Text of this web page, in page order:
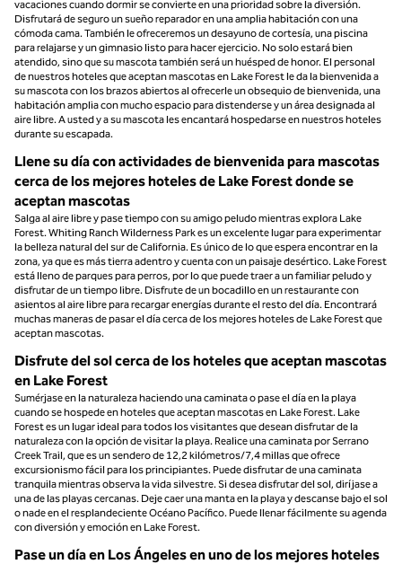
vacaciones cuando dormir se convierte en una prioridad sobre la diversión.
Disfrutará de seguro un sueño reparador en una amplia habitación con una
cómoda cama. También le ofreceremos un desayuno de cortesía, una piscina
para relajarse y un gimnasio listo para hacer ejercicio. No solo estará bien
atendido, sino que su mascota también será un huésped de honor. El personal
de nuestros hoteles que aceptan mascotas en Lake Forest le da la bienvenida a
su mascota con los brazos abiertos al ofrecerle un obsequio de bienvenida, una
habitación amplia con mucho espacio para distenderse y un área designada al
aire libre. A usted y a su mascota les encantará hospedarse en nuestros hoteles
durante su escapada.
Llene su día con actividades de bienvenida para mascotas
cerca de los mejores hoteles de Lake Forest donde se
aceptan mascotas
Salga al aire libre y pase tiempo con su amigo peludo mientras explora Lake
Forest. Whiting Ranch Wilderness Park es un excelente lugar para experimentar
la belleza natural del sur de California. Es único de lo que espera encontrar en la
zona, ya que es más tierra adentro y cuenta con un paisaje desértico. Lake Forest
está lleno de parques para perros, por lo que puede traer a un familiar peludo y
disfrutar de un tiempo libre. Disfrute de un bocadillo en un restaurante con
asientos al aire libre para recargar energías durante el resto del día. Encontrará
muchas maneras de pasar el día cerca de los mejores hoteles de Lake Forest que
aceptan mascotas.
Disfrute del sol cerca de los hoteles que aceptan mascotas
en Lake Forest
Sumérjase en la naturaleza haciendo una caminata o pase el día en la playa
cuando se hospede en hoteles que aceptan mascotas en Lake Forest. Lake
Forest es un lugar ideal para todos los visitantes que desean disfrutar de la
naturaleza con la opción de visitar la playa. Realice una caminata por Serrano
Creek Trail, que es un sendero de 12,2 kilómetros/7,4 millas que ofrece
excursionismo fácil para los principiantes. Puede disfrutar de una caminata
tranquila mientras observa la vida silvestre. Si desea disfrutar del sol, diríjase a
una de las playas cercanas. Deje caer una manta en la playa y descanse bajo el sol
o nade en el resplandeciente Océano Pacífico. Puede llenar fácilmente su agenda
con diversión y emoción en Lake Forest.
Pase un día en Los Ángeles en uno de los mejores hoteles